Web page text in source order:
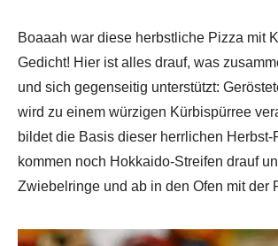
Boaaah war diese herbstliche Pizza mit
Gedicht! Hier ist alles drauf, was
und sich gegenseitig unterstützt:
wird zu einem würzigen Kürbispürree
bildet die Basis dieser herrlichen Herbst-
kommen noch Hokkaido-Streifen drauf
Zwiebelringe und ab in den Ofen mit der